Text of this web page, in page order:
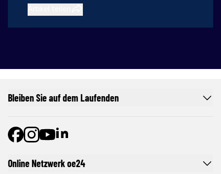
Online Netzwerk oe24
Bleiben Sie auf dem Laufenden